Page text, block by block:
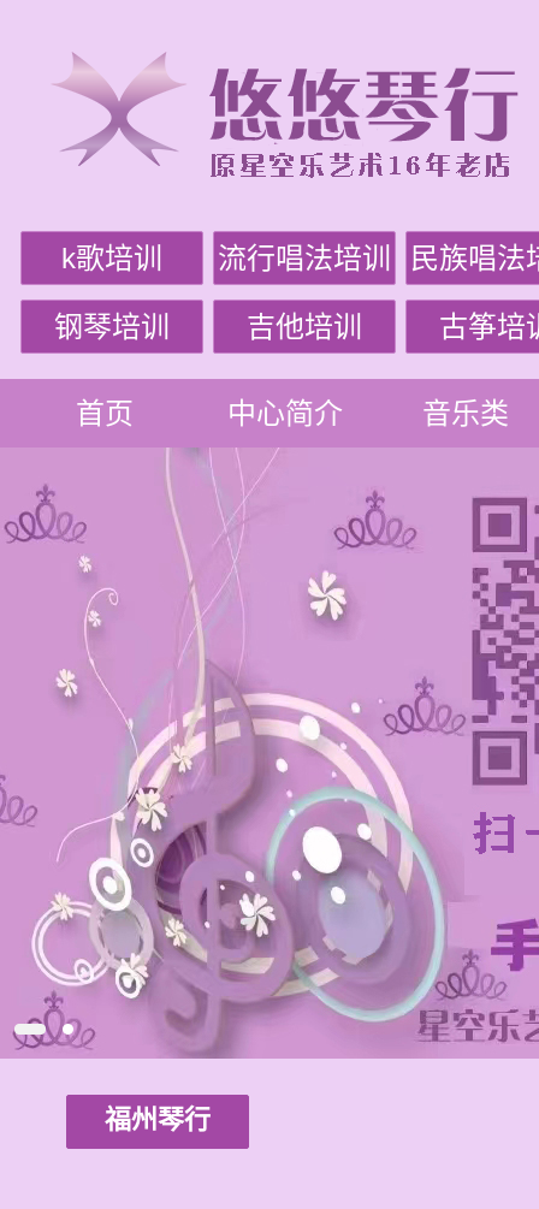
k歌培训 流行唱法培训 民族唱法
钢琴培训 吉他培训 古筝培
首页 中心简介 音乐类
福州琴行